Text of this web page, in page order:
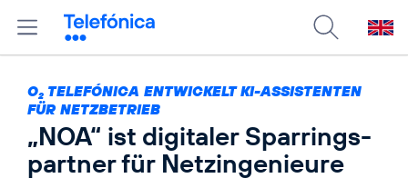
O2 TELEFÓNICA ENTWICKELT KI-ASSISTENTEN
FÜR NETZBETRIEB
„NOA“ ist digitaler Sparrings­
partner für Netzingenieure